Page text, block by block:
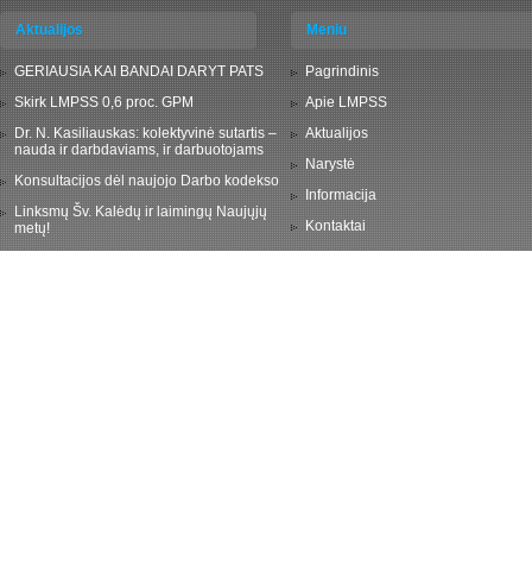
Aktualijos
GERIAUSIA KAI BANDAI DARYT PATS
Skirk LMPSS 0,6 proc. GPM
Dr. N. Kasiliauskas: kolektyvinė sutartis –
nauda ir darbdaviams, ir darbuotojams
Konsultacijos dėl naujojo Darbo kodekso
Linksmų Šv. Kalėdų ir laimingų Naujųjų
metų!
Meniu
Pagrindinis
Apie LMPSS
Aktualijos
Narystė
Informacija
Kontaktai